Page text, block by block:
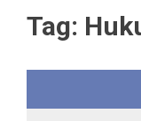
Tag: